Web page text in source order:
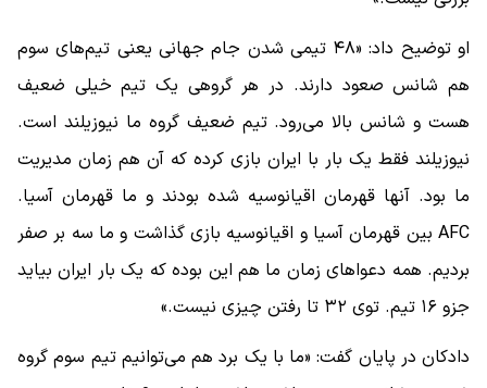
او توضیح داد: «۴۸ تیمی شدن جام جهانی یعنی تیم‌های سوم
هم شانس صعود دارند. در هر گروهی یک تیم خیلی ضعیف
هست و شانس بالا می‌رود. تیم ضعیف گروه ما نیوزیلند است.
نیوزیلند فقط یک بار با ایران بازی کرده که آن هم زمان مدیریت
ما بود. آنها قهرمان اقیانوسیه شده بودند و ما قهرمان آسیا.
AFC بین قهرمان آسیا و اقیانوسیه بازی گذاشت و ما سه بر صفر
بردیم. همه دعوا‌های زمان ما هم این بوده که یک بار ایران بیاید
جزو ۱۶ تیم. توی ۳۲ تا رفتن چیزی نیست.»
دادکان در پایان گفت: «ما با یک برد هم می‌توانیم تیم سوم گروه